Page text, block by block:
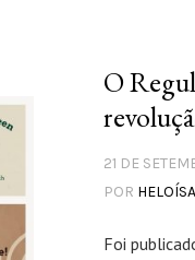
O
21 DE
POR
Foi